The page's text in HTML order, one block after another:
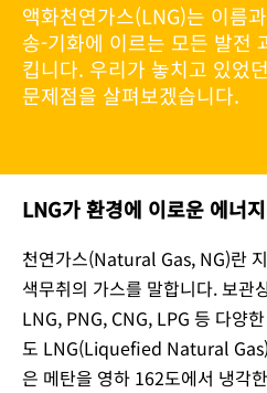
액화천연가스(LNG)는 이름
송-기화에 이르는 모든 발전
킵니다. 우리가 놓치고 있었
문제점을 살펴보겠습니다.
LNG가 환경에 이로운 에너
천연가스(Natural Gas, NG)란
색무취의 가스를 말합니다. 보관
LNG, PNG, CNG, LPG 등 다양
도 LNG(Liquefied Natural
은 메탄을 영하 162도에서 냉각